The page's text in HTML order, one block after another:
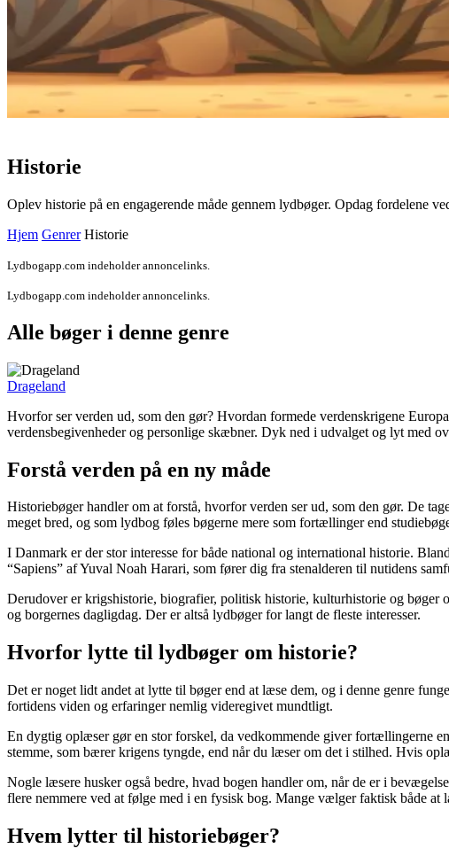
Historie
Oplev historie på en engagerende måde gennem lydbøger. Opdag fordelene
Hjem Genrer Historie
Lydbogapp.com indeholder annoncelinks.
Lydbogapp.com indeholder annoncelinks.
Alle bøger i denne genre
Drageland
Hvorfor ser verden ud, som den gør? Hvordan formede verdenskrigene
verdensbegivenheder og personlige skæbner. Dyk ned i udvalget og lyt med
Forstå verden på en ny måde
Historiebøger handler om at forstå, hvorfor verden ser ud, som den gør. De
meget bred, og som lydbog føles bøgerne mere som fortællinger end
I Danmark er der stor interesse for både national og international historie.
“Sapiens” af Yuval Noah Harari, som fører dig fra stenalderen til nutidens
Derudover er krigshistorie, biografier, politisk historie, kulturhistorie og
og borgernes dagligdag. Der er altså lydbøger for langt de fleste interesser.
Hvorfor lytte til lydbøger om historie?
Det er noget lidt andet at lytte til bøger end at læse dem, og i denne genre
fortidens viden og erfaringer nemlig videregivet mundtligt.
En dygtig oplæser gør en stor forskel, da vedkommende giver fortællingerne
stemme, som bærer krigens tyngde, end når du læser om det i stilhed. Hvis
Nogle læsere husker også bedre, hvad bogen handler om, når de er i
flere nemmere ved at følge med i en fysisk bog. Mange vælger faktisk både at
Hvem lytter til historiebøger?